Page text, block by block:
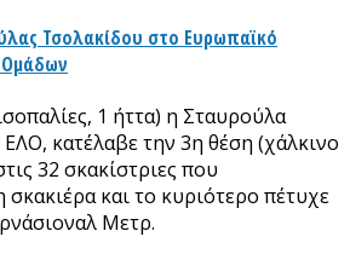
Τσολακίδου στο Ευρωπαϊκό
1 ήττα) η Σταυρούλα
κατέλαβε την 3η θέση (χάλκινο
32 σκακίστριες που
και το κυριότερο πέτυχε
Μετρ.